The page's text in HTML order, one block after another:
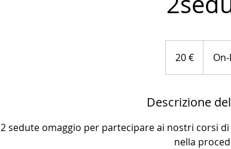
20 €
Descrizione
2 sedute omaggio per partecipare ai nostri corsi
nella